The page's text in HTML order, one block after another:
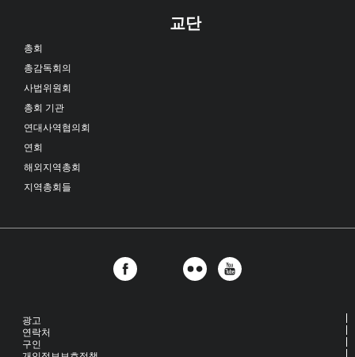
교단
총회
총감독회의
사법위원회
총회 기관
연대사역협의회
연회
해외지역총회
지역총회들
광고
연락처
구인